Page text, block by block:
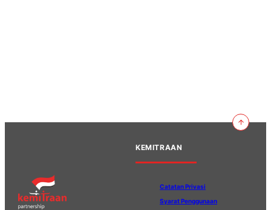
KEMITRAAN
Catatan Privasi
Syarat Penggunaan